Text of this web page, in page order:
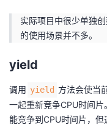
实际项目中很少单独
的使用场景并不多。
yield
调用 yield 方法会使当
一起重新竞争CPU时间
能竞争到CPU时间片，但